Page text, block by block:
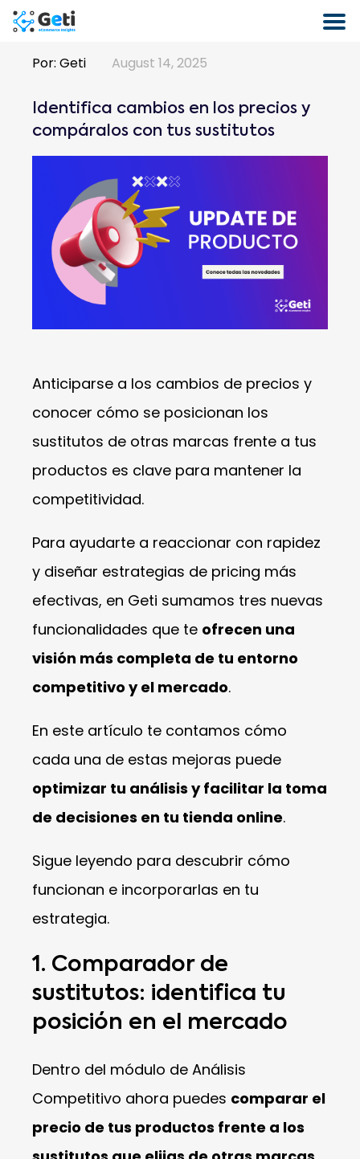
Por: Geti August 14, 2025
Identifica cambios en los precios y
compáralos con tus sustitutos
Anticiparse a los cambios de precios y
conocer cómo se posicionan los
sustitutos de otras marcas frente a tus
productos es clave para mantener la
competitividad.
Para ayudarte a reaccionar con rapidez
y diseñar estrategias de pricing más
efectivas, en Geti sumamos tres nuevas
funcionalidades que te ofrecen una
visión más completa de tu entorno
competitivo y el mercado.
En este artículo te contamos cómo
cada una de estas mejoras puede
optimizar tu análisis y facilitar la toma
de decisiones en tu tienda online.
Sigue leyendo para descubrir cómo
funcionan e incorporarlas en tu
estrategia.
1. Comparador de
sustitutos: identifica tu
posición en el mercado
Dentro del módulo de Análisis
Competitivo ahora puedes comparar el
precio de tus productos frente a los